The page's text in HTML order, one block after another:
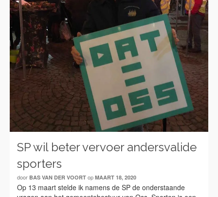
SP wil beter vervoer andersvalide
sporters
door BAS VAN DER VOORT op MAART 18, 2020
Op 13 maart stelde ik namens de SP de onderstaande